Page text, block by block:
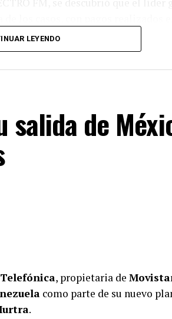
de las propiedades que hoy
una simulación de compraventas.
sólo el uso de efectivo, sino la falta
de una evasión sistemática y
LEYENDO
salida de
Telefónica, propietaria de
como parte de su nuevo
.